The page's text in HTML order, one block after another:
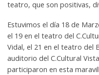
teatro, que son positivas,
Estuvimos el día 18 de
el 19 en el teatro del
Vidal, el 21 en el teatro del
auditorio del C.Cultural
participaron en esta